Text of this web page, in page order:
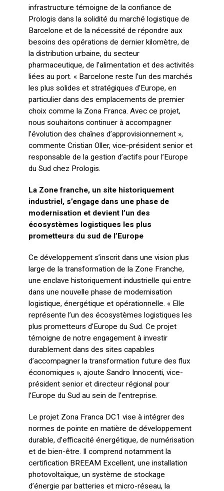
infrastructure témoigne de la confiance de
Prologis dans la solidité du marché logistique de
Barcelone et de la nécessité de répondre aux
besoins des opérations de dernier kilomètre, de
la distribution urbaine, du secteur
pharmaceutique, de l’alimentation et des activités
liées au port. « Barcelone reste l’un des marchés
les plus solides et stratégiques d’Europe, en
particulier dans des emplacements de premier
choix comme la Zona Franca. Avec ce projet,
nous souhaitons continuer à accompagner
l’évolution des chaînes d’approvisionnement »,
commente Cristian Oller, vice-président senior et
responsable de la gestion d’actifs pour l’Europe
du Sud chez Prologis.
La Zone franche, un site historiquement
industriel, s’engage dans une phase de
modernisation et devient l’un des
écosystèmes logistiques les plus
prometteurs du sud de l’Europe
Ce développement s’inscrit dans une vision plus
large de la transformation de la Zone Franche,
une enclave historiquement industrielle qui entre
dans une nouvelle phase de modernisation
logistique, énergétique et opérationnelle. « Elle
représente l’un des écosystèmes logistiques les
plus prometteurs d’Europe du Sud. Ce projet
témoigne de notre engagement à investir
durablement dans des sites capables
d’accompagner la transformation future des flux
économiques », ajoute Sandro Innocenti, vice-
président senior et directeur régional pour
l’Europe du Sud au sein de l’entreprise.
Le projet Zona Franca DC1 vise à intégrer des
normes de pointe en matière de développement
durable, d’efficacité énergétique, de numérisation
et de bien-être. Il comprend notamment la
certification BREEAM Excellent, une installation
photovoltaïque, un système de stockage
d’énergie par batteries et micro-réseau, la